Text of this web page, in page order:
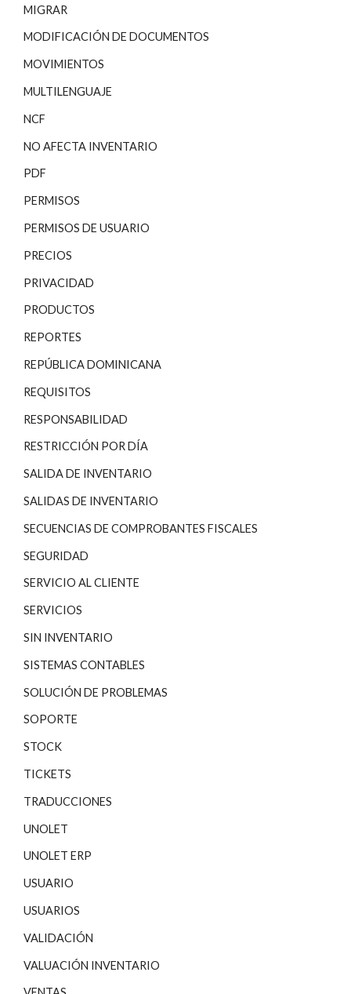
MIGRAR
MODIFICACIÓN DE DOCUMENTOS
MOVIMIENTOS
MULTILENGUAJE
NCF
NO AFECTA INVENTARIO
PDF
PERMISOS
PERMISOS DE USUARIO
PRECIOS
PRIVACIDAD
PRODUCTOS
REPORTES
REPÚBLICA DOMINICANA
REQUISITOS
RESPONSABILIDAD
RESTRICCIÓN POR DÍA
SALIDA DE INVENTARIO
SALIDAS DE INVENTARIO
SECUENCIAS DE COMPROBANTES FISCALES
SEGURIDAD
SERVICIO AL CLIENTE
SERVICIOS
SIN INVENTARIO
SISTEMAS CONTABLES
SOLUCIÓN DE PROBLEMAS
SOPORTE
STOCK
TICKETS
TRADUCCIONES
UNOLET
UNOLET ERP
USUARIO
USUARIOS
VALIDACIÓN
VALUACIÓN INVENTARIO